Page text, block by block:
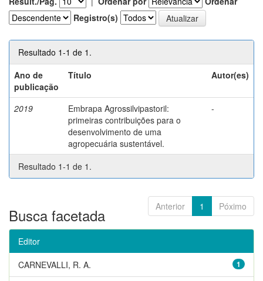
Registro(s)
Resultado 1-1 de 1.
Ano de
publicação
Título Autor(es)
2019
Embrapa Agrossilvipastoril:
primeiras contribuições para o
desenvolvimento de uma
agropecuária sustentável.
-
Resultado 1-1 de 1.
Anterior 1 Póximo
Busca facetada
Editor
1
CARNEVALLI, R. A.